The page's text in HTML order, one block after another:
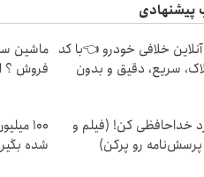
پیشنهادی
آنلاین خلافی خودرو 👈با کد
سریع، دقیق و بدون
ماشین
فروش ؟
خداحافظی کن! (فیلم و
رو پرکن)
100
شده بگیر